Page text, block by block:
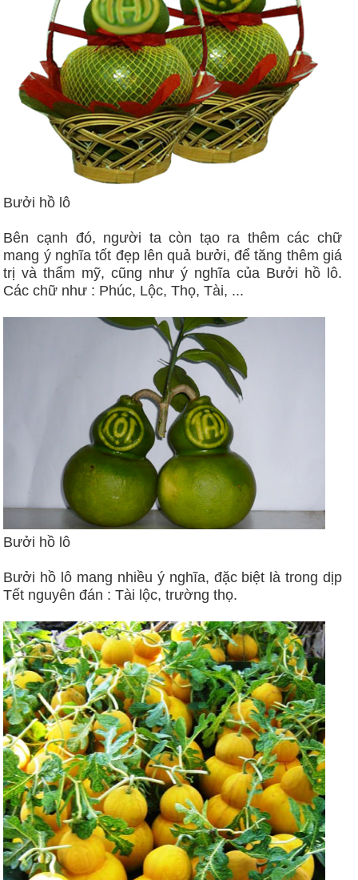
Bưởi hồ lô
Bên cạnh đó, người ta còn tạo ra thêm các chữ
mang ý nghĩa tốt đẹp lên quả bưởi, để tăng thêm giá
trị và thẩm mỹ, cũng như ý nghĩa của Bưởi hồ lô.
Các chữ như : Phúc, Lộc, Thọ, Tài, ...
Bưởi hồ lô
Bưởi hồ lô mang nhiều ý nghĩa, đặc biệt là trong dịp
Tết nguyên đán : Tài lộc, trường thọ.